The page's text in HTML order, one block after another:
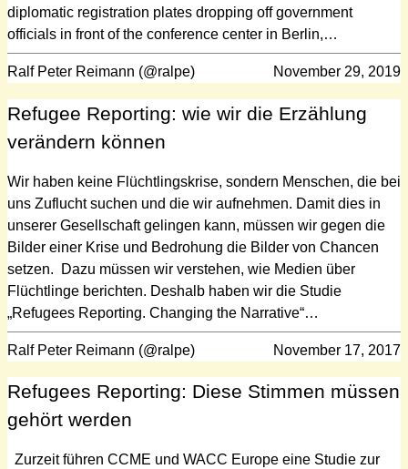
diplomatic registration plates dropping off government
officials in front of the conference center in Berlin,…
Ralf Peter Reimann (@ralpe) November 29, 2019
Refugee Reporting: wie wir die Erzählung
verändern können
Wir haben keine Flüchtlingskrise, sondern Menschen, die bei
uns Zuflucht suchen und die wir aufnehmen. Damit dies in
unserer Gesellschaft gelingen kann, müssen wir gegen die
Bilder einer Krise und Bedrohung die Bilder von Chancen
setzen. Dazu müssen wir verstehen, wie Medien über
Flüchtlinge berichten. Deshalb haben wir die Studie
„Refugees Reporting. Changing the Narrative“…
Ralf Peter Reimann (@ralpe) November 17, 2017
Refugees Reporting: Diese Stimmen müssen
gehört werden
Zurzeit führen CCME und WACC Europe eine Studie zur